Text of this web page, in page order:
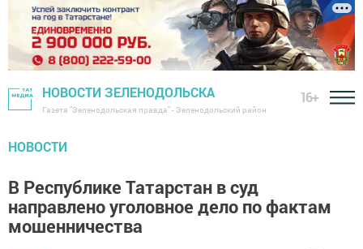
НОВОСТИ ЗЕЛЕНОДОЛЬСКА
Газета "Зеленодольская правда" - Зеленодольский район
16+
НОВОСТИ
В Республике Татарстан в суд
направлено уголовное дело по фактам
мошенничества